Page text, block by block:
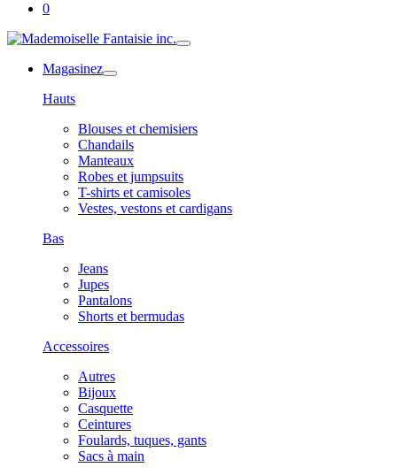
0
Magasinez
Hauts
Blouses et chemisiers
Chandails
Manteaux
Robes et jumpsuits
T-shirts et camisoles
Vestes, vestons et cardigans
Bas
Jeans
Jupes
Pantalons
Shorts et bermudas
Accessoires
Autres
Bijoux
Casquette
Ceintures
Foulards, tuques, gants
Sacs à main